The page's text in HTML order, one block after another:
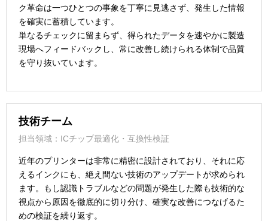
ク革命は一つひとつの事象を丁寧に見逃さず、発生した情報
を確実に蓄積しています。
単なるチェックに留まらず、得られたデータを速やかに製造
現場へフィードバックし、常に改善し続けられる体制で品質
を守り抜いています。
技術チーム
担当領域：ICチップ最適化・互換性検証
近年のプリンターは非常に精密に設計されており、それに応
えるインクにも、絶え間ない技術のアップデートが求められ
ます。もし認識トラブルなどの問題が発生した際も技術的な
視点から原因を徹底的に切り分け、確実な改善につなげるた
めの検証を繰り返す。